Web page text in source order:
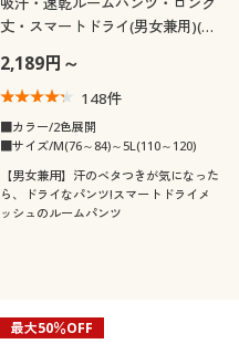
丈・スマートドライ(男女兼用)(ス
2,189円～
148件
■カラー/2色展開
■サイズ/M(76～84)～5L(110～120)
【男女兼用】汗のベタつきが気になった
ら、ドライなパンツ!スマートドライメ
ッシュのルームパンツ
最大50％OFF